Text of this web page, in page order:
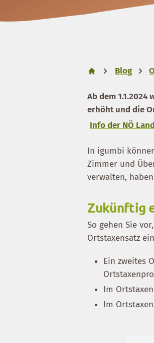
Blog
Ab dem 1.1.2024
erhöht und die
Info der NÖ
In igumbi
Zimmer und
verwalten,
Zukünftig
So gehen Sie
Ortstaxensatz
Ein zweites
Im
Im